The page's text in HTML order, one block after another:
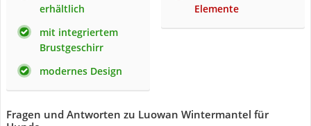
erhältlich
mit integriertem
Brustgeschirr
modernes Design
Elemente
Fragen und Antworten zu Luowan Wintermantel für